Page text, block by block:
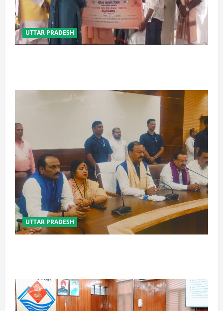
UTTAR PRADESH
UTTAR PRADESH